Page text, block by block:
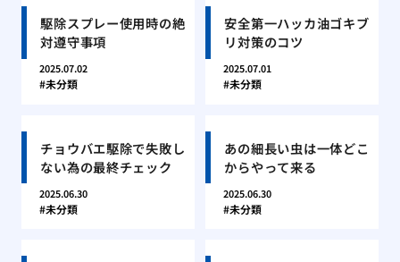
駆除スプレー使用時の絶
対遵守事項
2025.07.02
未分類
安全第一ハッカ油ゴキブ
リ対策のコツ
2025.07.01
未分類
チョウバエ駆除で失敗し
ない為の最終チェック
2025.06.30
未分類
あの細長い虫は一体どこ
からやって来る
2025.06.30
未分類